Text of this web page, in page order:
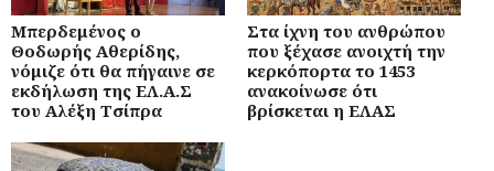
Μπερδεμένος ο
Θοδωρής Αθερίδης,
νόμιζε ότι θα πήγαινε σε
εκδήλωση της ΕΛ.Α.Σ
του Αλέξη Τσίπρα
Στα ίχνη του ανθρώπου
που ξέχασε ανοιχτή την
κερκόπορτα το 1453
ανακοίνωσε ότι
βρίσκεται η ΕΛΑΣ